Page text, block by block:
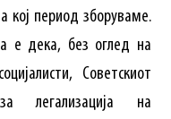
кој период зборуваме.
е дека, без оглед на
Советскиот
легализација на